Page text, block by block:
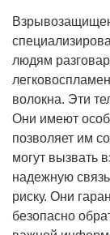
людям
волокна. Эти
Они имеют
позволяет им
могут вызвать
надежную
риску. Они
безопасно